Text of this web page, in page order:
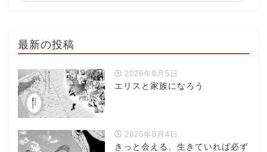
最新の投稿
2026年8月5日
エリスと家族になろう
2026年8月4日
きっと会える、生きていれば必ず